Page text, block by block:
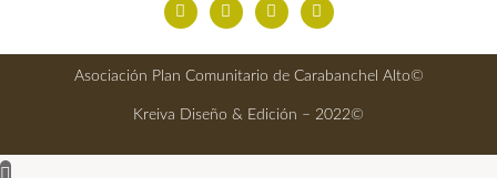
Asociación Plan Comunitario de Carabanchel Alto©
Kreiva Diseño & Edición – 2022©